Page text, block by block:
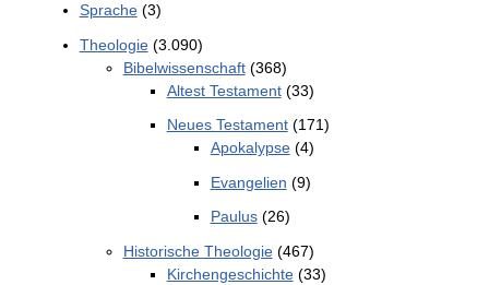
Sprache(3)
Theologie(3.090)
Bibelwissenschaft(368)
Altest Testament(33)
Neues Testament(171)
Apokalypse(4)
Evangelien (9)
Paulus(26)
Historische Theologie(467)
Kirchengeschichte(33)